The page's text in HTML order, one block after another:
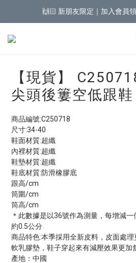
🙌🏻 新朋友限定｜加入會員
【現貨】
尖頭後簍空低跟
商品編號:C250718
尺寸:34-40
鞋面材質:超纖
內裡材質:超纖
鞋墊材質:超纖
鞋底材質:防滑橡膠底
跟高/cm
筒圍/cm
筒高/cm
＊此數據是以36號作為測量，每增減
約0.5公分
商品特色:本季採用全新皮料，皮面處
軟乳膠墊，鞋子穿起來有減壓效果更加
產地：中國